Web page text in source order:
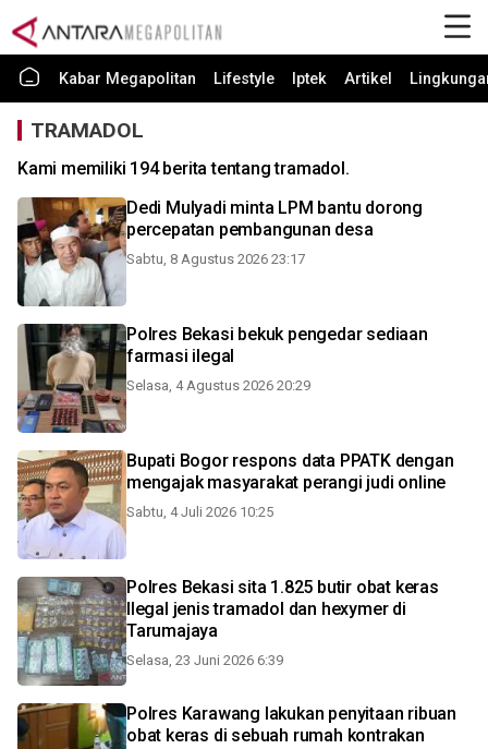
Kabar Megapolitan Lifestyle Iptek Artikel
TRAMADOL
Kami memiliki 194 berita tentang tramadol.
Dedi Mulyadi minta LPM bantu dorong
percepatan pembangunan desa
Sabtu, 8 Agustus 2026 23:17
Polres Bekasi bekuk pengedar sediaan
farmasi ilegal
Selasa, 4 Agustus 2026 20:29
Bupati Bogor respons data PPATK dengan
mengajak masyarakat perangi judi online
Sabtu, 4 Juli 2026 10:25
Polres Bekasi sita 1.825 butir obat keras
Ilegal jenis tramadol dan hexymer di
Tarumajaya
Selasa, 23 Juni 2026 6:39
Polres Karawang lakukan penyitaan ribuan
obat keras di sebuah rumah kontrakan